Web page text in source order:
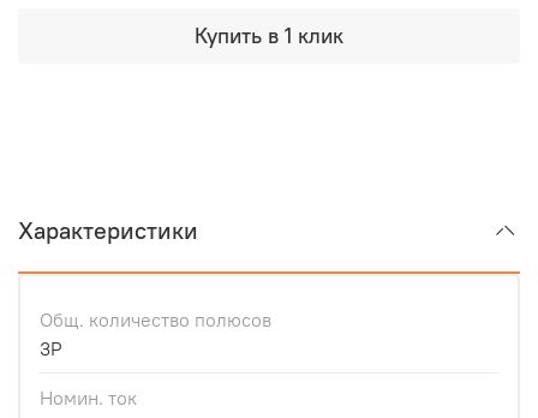
Купить в 1 клик
Характеристики
Общ. количество полюсов
3Р
Номин. ток